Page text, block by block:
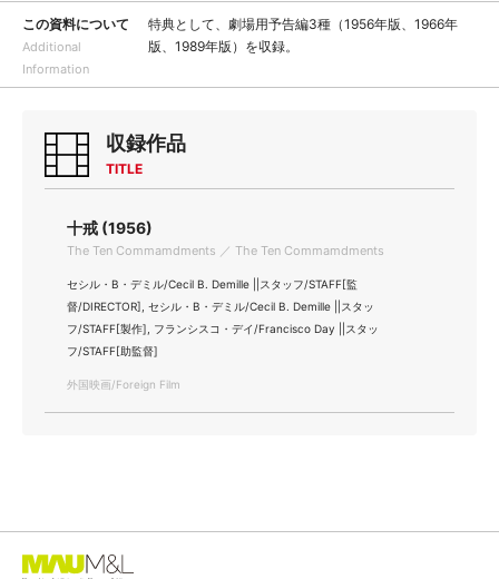
この資料について
Additional
Information
特典として、劇場用予告編3種（1956年版、1966年
版、1989年版）を収録。
収録作品
TITLE
十戒 (1956)
The Ten Commamdments ／ The Ten Commamdments
セシル・B・デミル/Cecil B. Demille ||スタッフ/STAFF[監
督/DIRECTOR], セシル・B・デミル/Cecil B. Demille ||スタッ
フ/STAFF[製作], フランシスコ・デイ/Francisco Day ||スタッ
フ/STAFF[助監督]
外国映画/Foreign Film